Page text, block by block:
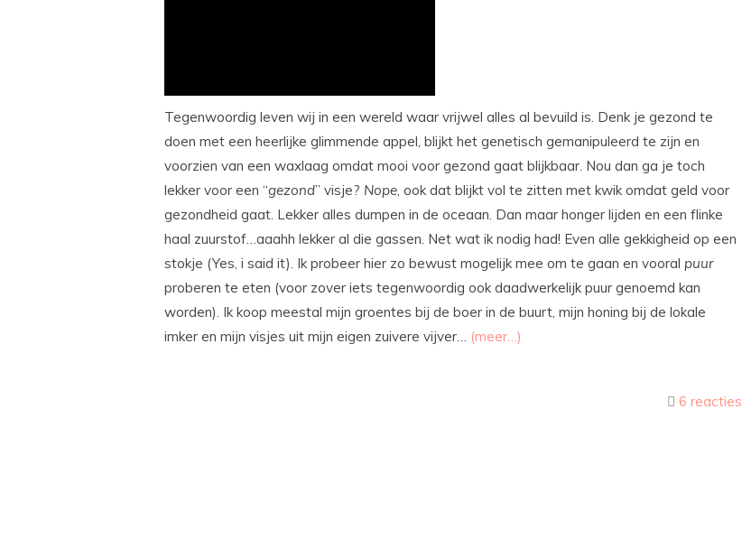
Tegenwoordig leven wij in een wereld waar vrijwel alles al bevuild is. Denk je gezond te
doen met een heerlijke glimmende appel, blijkt het genetisch gemanipuleerd te zijn en
voorzien van een waxlaag omdat mooi voor gezond gaat blijkbaar. Nou dan ga je toch
lekker voor een “gezond” visje? Nope, ook dat blijkt vol te zitten met kwik omdat geld voor
gezondheid gaat. Lekker alles dumpen in de oceaan. Dan maar honger lijden en een flinke
haal zuurstof…aaahh lekker al die gassen. Net wat ik nodig had! Even alle gekkigheid op een
stokje (Yes, i said it). Ik probeer hier zo bewust mogelijk mee om te gaan en vooral puur
proberen te eten (voor zover iets tegenwoordig ook daadwerkelijk puur genoemd kan
worden). Ik koop meestal mijn groentes bij de boer in de buurt, mijn honing bij de lokale
imker en mijn visjes uit mijn eigen zuivere vijver… (meer…)
6 reacties